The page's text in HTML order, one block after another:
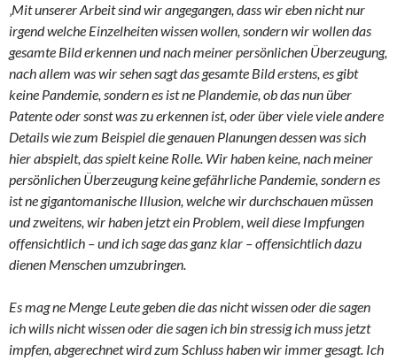
‚Mit unserer Arbeit sind wir angegangen, dass wir eben nicht nur
irgend welche Einzelheiten wissen wollen, sondern wir wollen das
gesamte Bild erkennen und nach meiner persönlichen Überzeugung,
nach allem was wir sehen sagt das gesamte Bild erstens, es gibt
keine Pandemie, sondern es ist ne Plandemie, ob das nun über
Patente oder sonst was zu erkennen ist, oder über viele viele andere
Details wie zum Beispiel die genauen Planungen dessen was sich
hier abspielt, das spielt keine Rolle. Wir haben keine, nach meiner
persönlichen Überzeugung keine gefährliche Pandemie, sondern es
ist ne gigantomanische Illusion, welche wir durchschauen müssen
und zweitens, wir haben jetzt ein Problem, weil diese Impfungen
offensichtlich – und ich sage das ganz klar – offensichtlich dazu
dienen Menschen umzubringen.
Es mag ne Menge Leute geben die das nicht wissen oder die sagen
ich wills nicht wissen oder die sagen ich bin stressig ich muss jetzt
impfen, abgerechnet wird zum Schluss haben wir immer gesagt. Ich